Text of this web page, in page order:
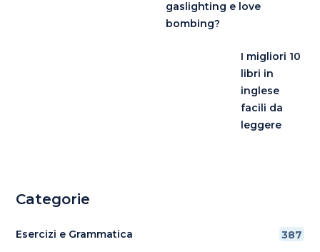
gaslighting e love
bombing?
I migliori 10
libri in
inglese
facili da
leggere
Categorie
Esercizi e Grammatica 387